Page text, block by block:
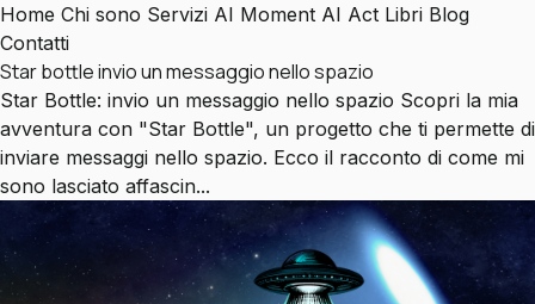
Home Chi sono Servizi AI Moment AI Act Libri Blog
Contatti
Star bottle invio un messaggio nello spazio
Star Bottle: invio un messaggio nello spazio Scopri la mia
avventura con "Star Bottle", un progetto che ti permette di
inviare messaggi nello spazio. Ecco il racconto di come mi
sono lasciato affascin...